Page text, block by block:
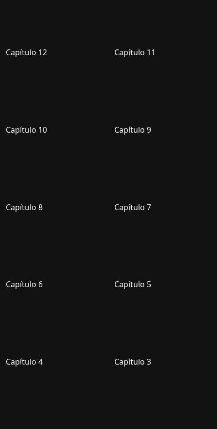
Capítulo 12 Capítulo 11
Capítulo 10 Capítulo 9
Capítulo 8 Capítulo 7
Capítulo 6 Capítulo 5
Capítulo 4 Capítulo 3